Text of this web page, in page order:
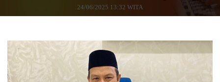
24/06/2025 13:32 WITA